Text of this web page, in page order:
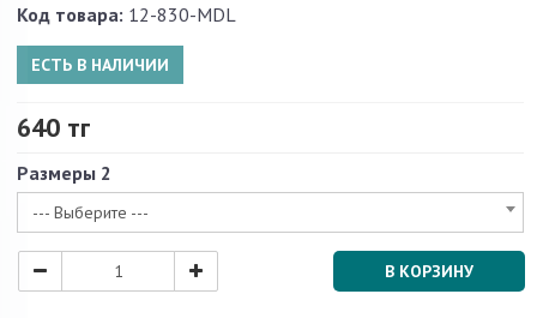
Код товара: 12-830-MDL
ЕСТЬ В НАЛИЧИИ
640 тг
Размеры 2
--- Выберите ---
В КОРЗИНУ